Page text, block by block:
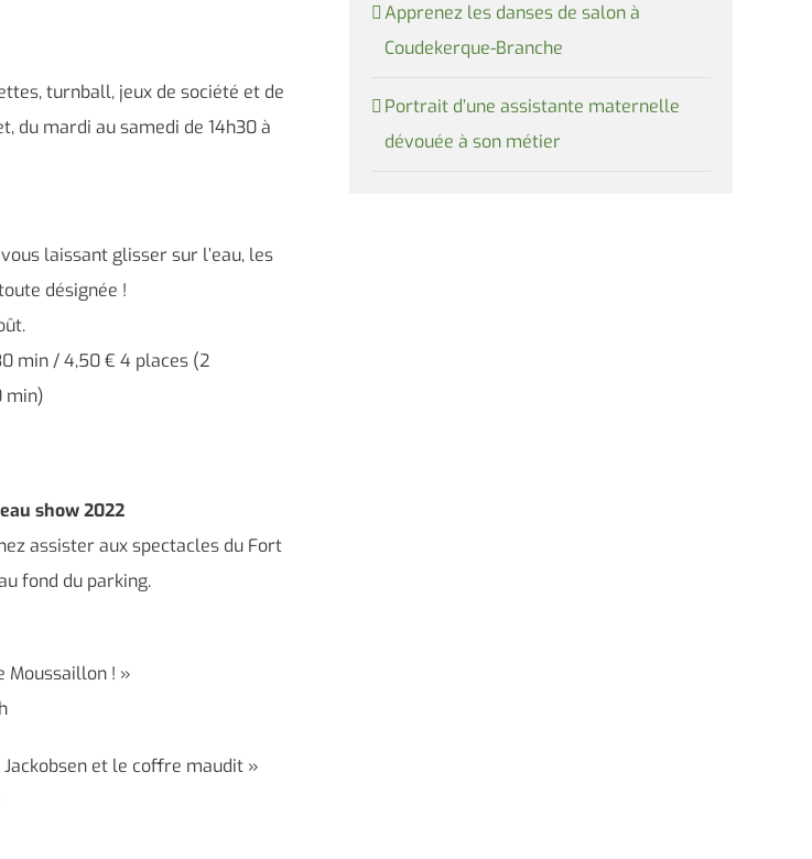
turnball, jeux de société et de
du mardi au samedi de 14h30 à
laissant glisser sur l’eau, les
désignée !
min / 4,50 € 4 places (2
min)
show 2022
assister aux spectacles du Fort
fond du parking.
Moussaillon ! »
et le coffre maudit »
Apprenez les danses de salon à
Coudekerque-Branche
Portrait d’une assistante maternelle
dévouée à son métier